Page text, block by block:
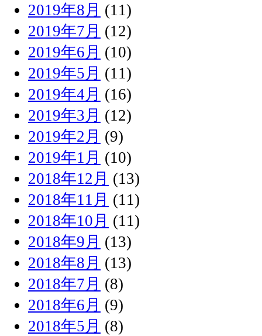
2019年8月 (11)
2019年7月 (12)
2019年6月 (10)
2019年5月 (11)
2019年4月 (16)
2019年3月 (12)
2019年2月 (9)
2019年1月 (10)
2018年12月 (13)
2018年11月 (11)
2018年10月 (11)
2018年9月 (13)
2018年8月 (13)
2018年7月 (8)
2018年6月 (9)
2018年5月 (8)